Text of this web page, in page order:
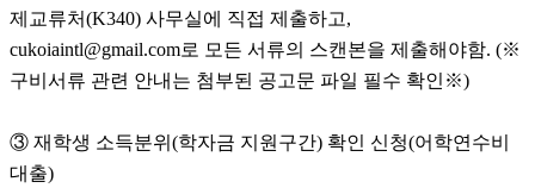
제교류처(K340) 사무실에 직접 제출하고,
cukoiaintl@gmail.com로 모든 서류의 스캔본을 제출해야함. (※
구비서류 관련 안내는 첨부된 공고문 파일 필수 확인※)
③ 재학생 소득분위(학자금 지원구간) 확인 신청(어학연수비
대출)